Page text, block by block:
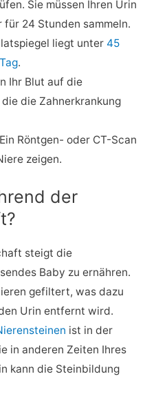
Sie müssen Ihren Urin
für 24 Stunden sammeln.
liegt unter 45
.
Ihr Blut auf die
die Zahnerkrankung
Ein Röntgen- oder CT-Scan
zeigen.
der
steigt die
Baby zu ernähren.
gefiltert, was dazu
Urin entfernt wird.
ist in der
in anderen Zeiten Ihres
kann die Steinbildung